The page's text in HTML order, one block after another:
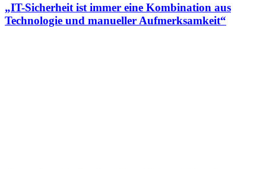
„IT-Sicherheit ist immer eine Kombination aus
Technologie und manueller Aufmerksamkeit“